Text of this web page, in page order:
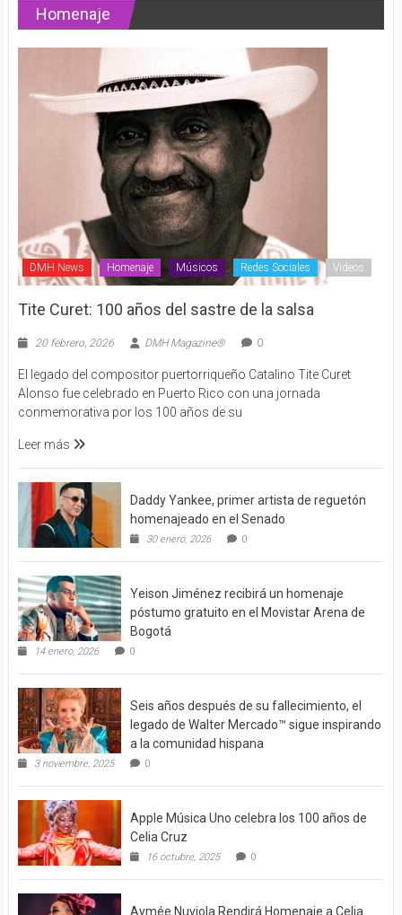
Homenaje
DMH News Homenaje Músicos Redes Sociales Videos
Tite Curet: 100 años del sastre de la salsa
20 febrero, 2026 DMH Magazine® 0
El legado del compositor puertorriqueño Catalino Tite Curet
Alonso fue celebrado en Puerto Rico con una jornada
conmemorativa por los 100 años de su
Leer más
Daddy Yankee, primer artista de reguetón
homenajeado en el Senado
30 enero, 2026 0
Yeison Jiménez recibirá un homenaje
póstumo gratuito en el Movistar Arena de
Bogotá
14 enero, 2026 0
Seis años después de su fallecimiento, el
legado de Walter Mercado™ sigue inspirando
a la comunidad hispana
3 noviembre, 2025 0
Apple Música Uno celebra los 100 años de
Celia Cruz
16 octubre, 2025 0
Aymée Nuviola Rendirá Homenaje a Celia